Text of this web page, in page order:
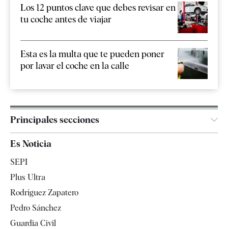
Los 12 puntos clave que debes revisar en
tu coche antes de viajar
Esta es la multa que te pueden poner
por lavar el coche en la calle
Principales secciones
España
Televisión
Es Noticia
SEPI
Plus Ultra
Rodríguez Zapatero
Pedro Sánchez
Guardia Civil